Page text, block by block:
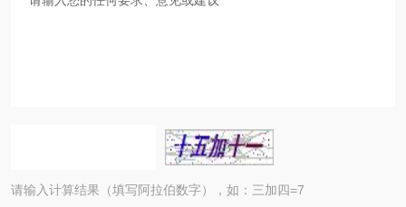
请输入计算结果（填写阿拉伯数字），如：三加四=7